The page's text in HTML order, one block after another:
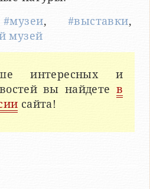
#музеи, #выставки,
музей
интересных и
вы найдете в
сайта!